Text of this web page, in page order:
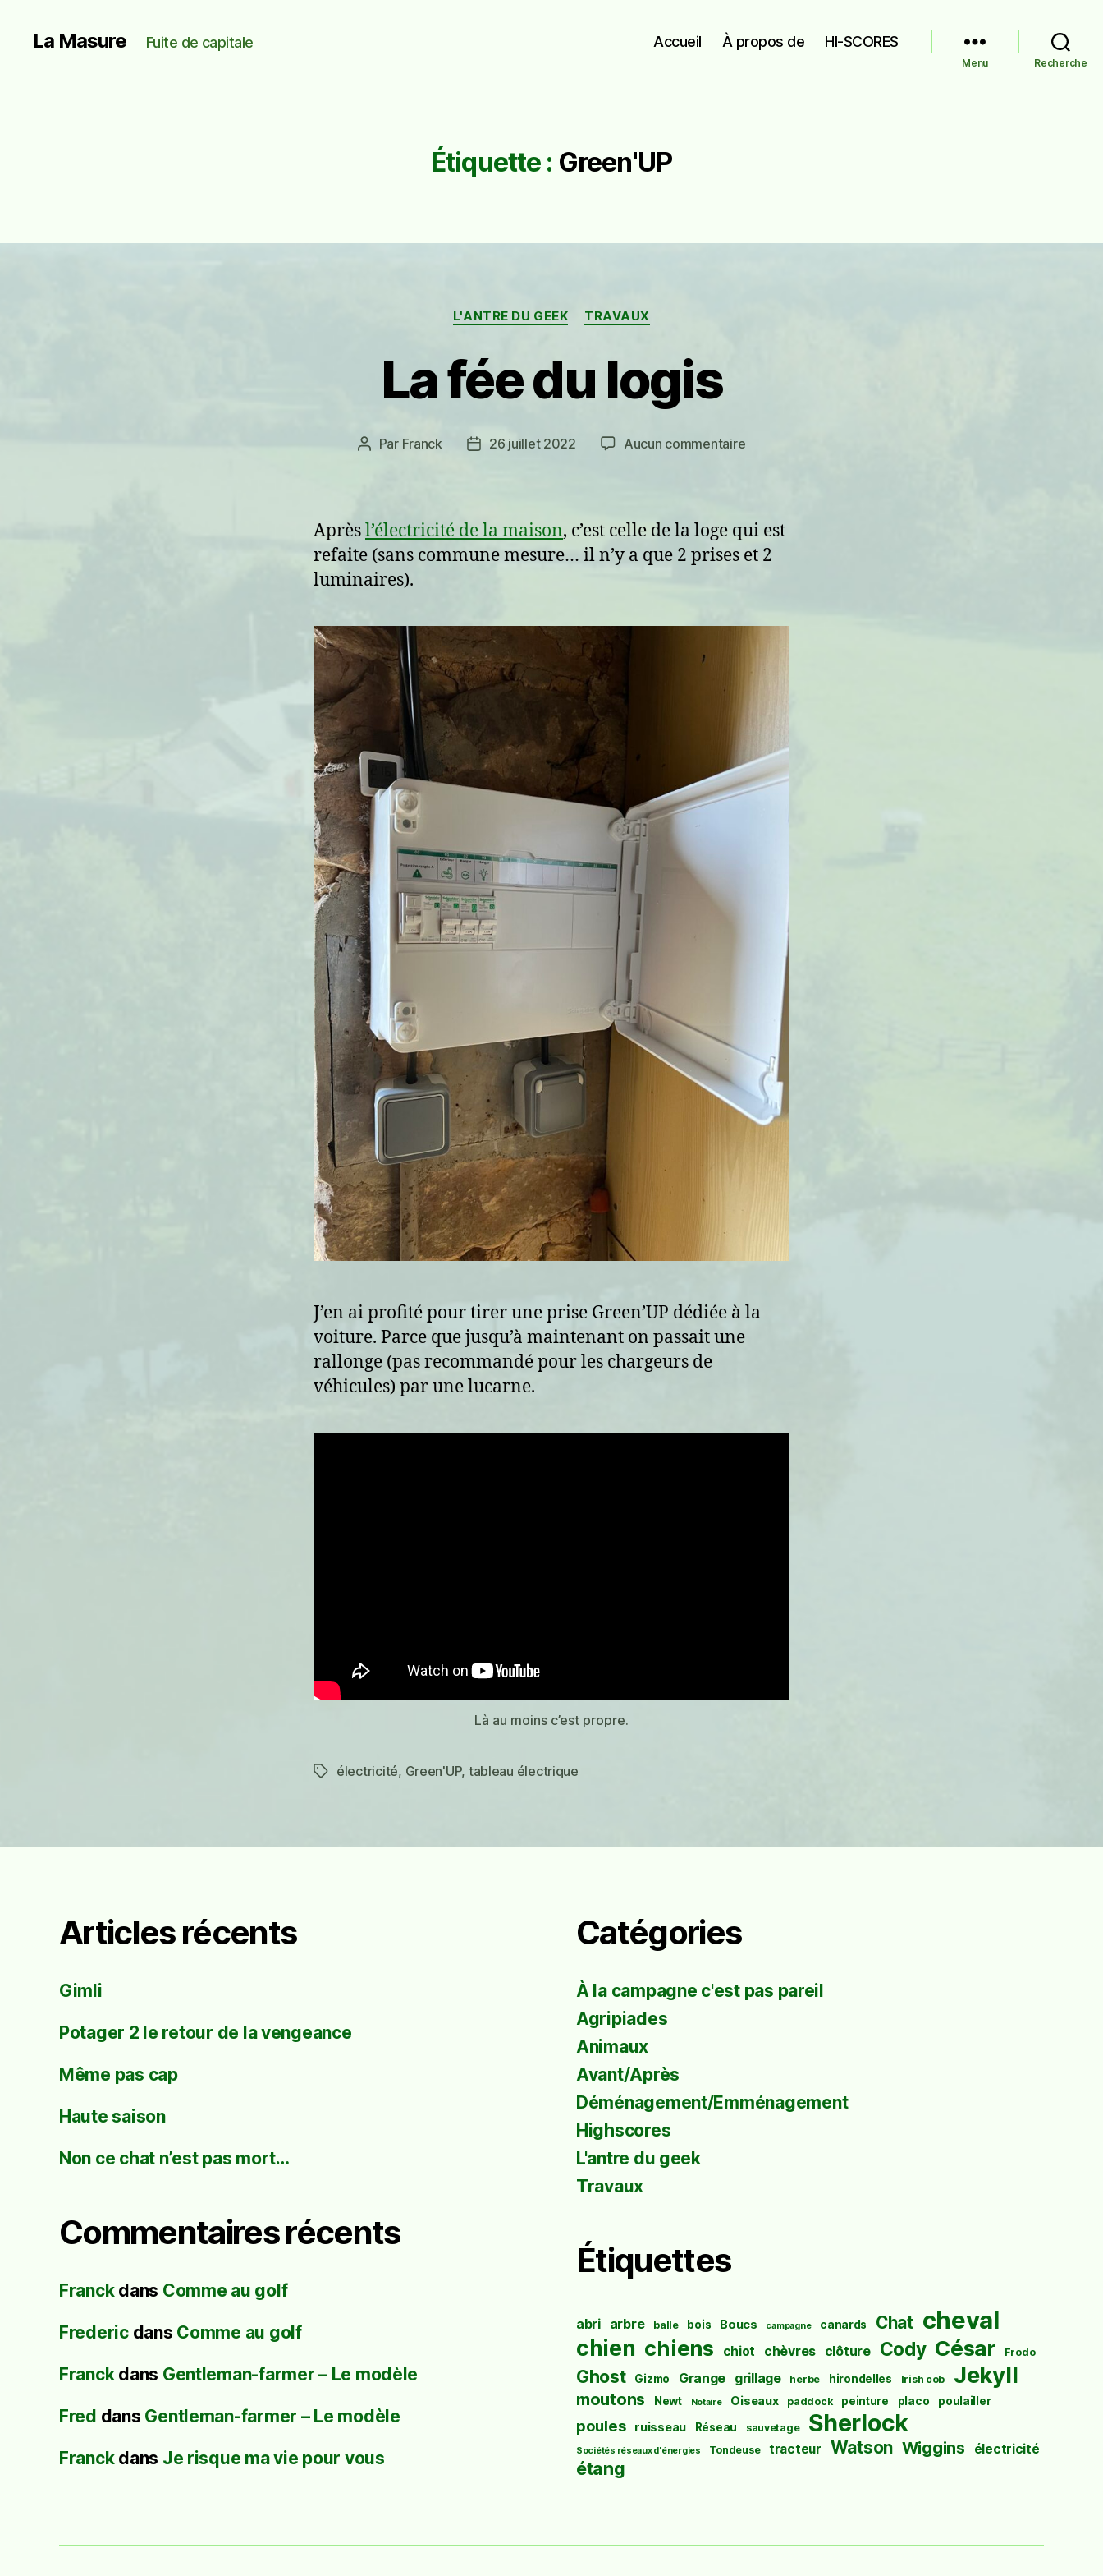
La Masure Fuite de capitale Accueil À propos de HI-SCORES
Menu Recherche
Étiquette : Green'UP
Catégories
L'ANTRE DU GEEK TRAVAUX
La fée du logis
Auteur
Par Franck
Date26 juillet 2022 Aucun commentairesur
logis
Aprèsl’électricité de la maison, c’est celle de la loge qui est
refaite (sans commune mesure… il n’y a que 2 prises et 2
luminaires).
J’en ai profité pour tirer une prise Green’UP dédiée à la
voiture. Parce que jusqu’à maintenant on passait une
rallonge (pas recommandé pour les chargeurs de
véhicules) par une lucarne.
Là au moins c’est propre.
Étiquettes
électricité, Green'UP, tableau électrique
Articles récents
Gimli
Potager 2 le retour de la vengeance
Même pas cap
Haute saison
Non ce chat n’est pas mort…
Commentaires récents
Franckdans Comme au golf
Fredericdans Comme au golf
Franckdans Gentleman-farmer – Le modèle
Fred dans Gentleman-farmer – Le modèle
Franckdans Je risque ma vie pour vous
Catégories
À la campagne c'est pas pareil
Agripiades
Animaux
Avant/Après
Déménagement/Emménagement
Highscores
L'antre du geek
Travaux
Étiquettes
abri arbre balle bois Boucs campagne canards Chat cheval
chien chiens chiot chèvres clôture Cody César Frodo
Ghost Gizmo Grange grillage herbe hirondelles Irish cob Jekyll
moutons Newt Notaire Oiseaux paddock peinture placo poulailler
poules ruisseau Réseau sauvetage Sherlock
Sociétés réseaux d'énergies Tondeuse tracteur Watson Wiggins électricité
étang